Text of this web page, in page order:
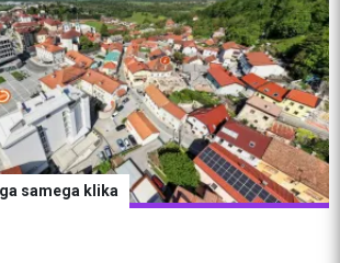
Sredi vročinskega vala so
večstanovanjski stavbi